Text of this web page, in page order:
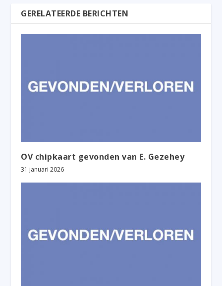
GERELATEERDE BERICHTEN
OV chipkaart gevonden van E. Gezehey
31 januari 2026